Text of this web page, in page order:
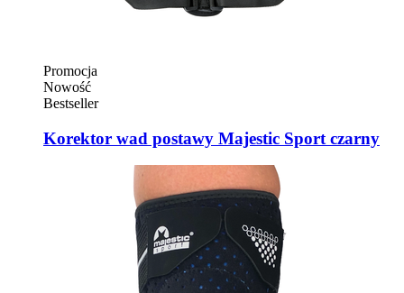
Promocja
Nowość
Bestseller
Korektor wad postawy Majestic Sport czarny